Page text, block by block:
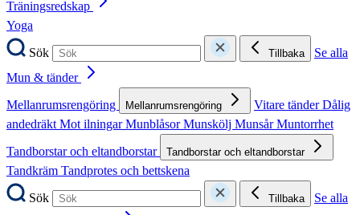
Träningsredskap
Yoga
Sök
Tillbaka
Se alla
Mun & tänder
Mellanrumsrengöring
Mellanrumsrengöring Vitare tänderDålig
andedräktMot ilningarMunblåsorMunskölj MunsårMuntorrhet
Tandborstar och eltandborstar
Tandborstar och eltandborstar
Tandkräm Tandprotes och bettskena
Sök
Tillbaka
Se alla